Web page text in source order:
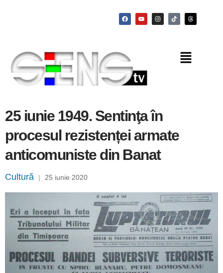
25 iunie 1949. Sentinţa în
procesul rezistenței armate
anticomuniste din Banat
Cultură | 25 iunie 2020